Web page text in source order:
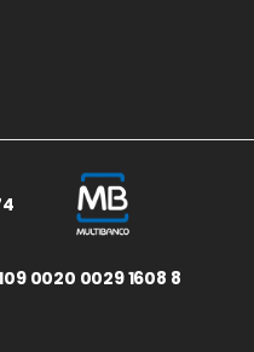
0020 0029 1608 8